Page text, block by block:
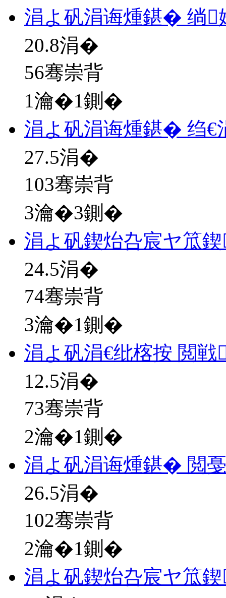
涓よ矾涓诲煄鍖� 绱
20.8涓�
56骞崇背
1瀹�1鍘�
涓よ矾涓诲煄鍖� 绉
27.5涓�
103骞崇背
3瀹�3鍘�
涓よ矾鍥炲叴宸ヤ笟
24.5涓�
74骞崇背
3瀹�1鍘�
涓よ矾涓€纰楁按 閲
12.5涓�
73骞崇背
2瀹�1鍘�
涓よ矾涓诲煄鍖� 閲
26.5涓�
102骞崇背
2瀹�1鍘�
涓よ矾鍥炲叴宸ヤ笟